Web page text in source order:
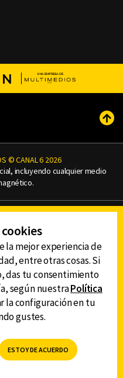
© CANAL 6 2026
incluyendo cualquier medio
AUDIENCIAS
DE CANAL 6
la mejor experiencia de
entre otras cosas. Si
das tu consentimiento
según nuestraPolítica
la configuración en tu
gustes.
ESTOY DE ACUERDO